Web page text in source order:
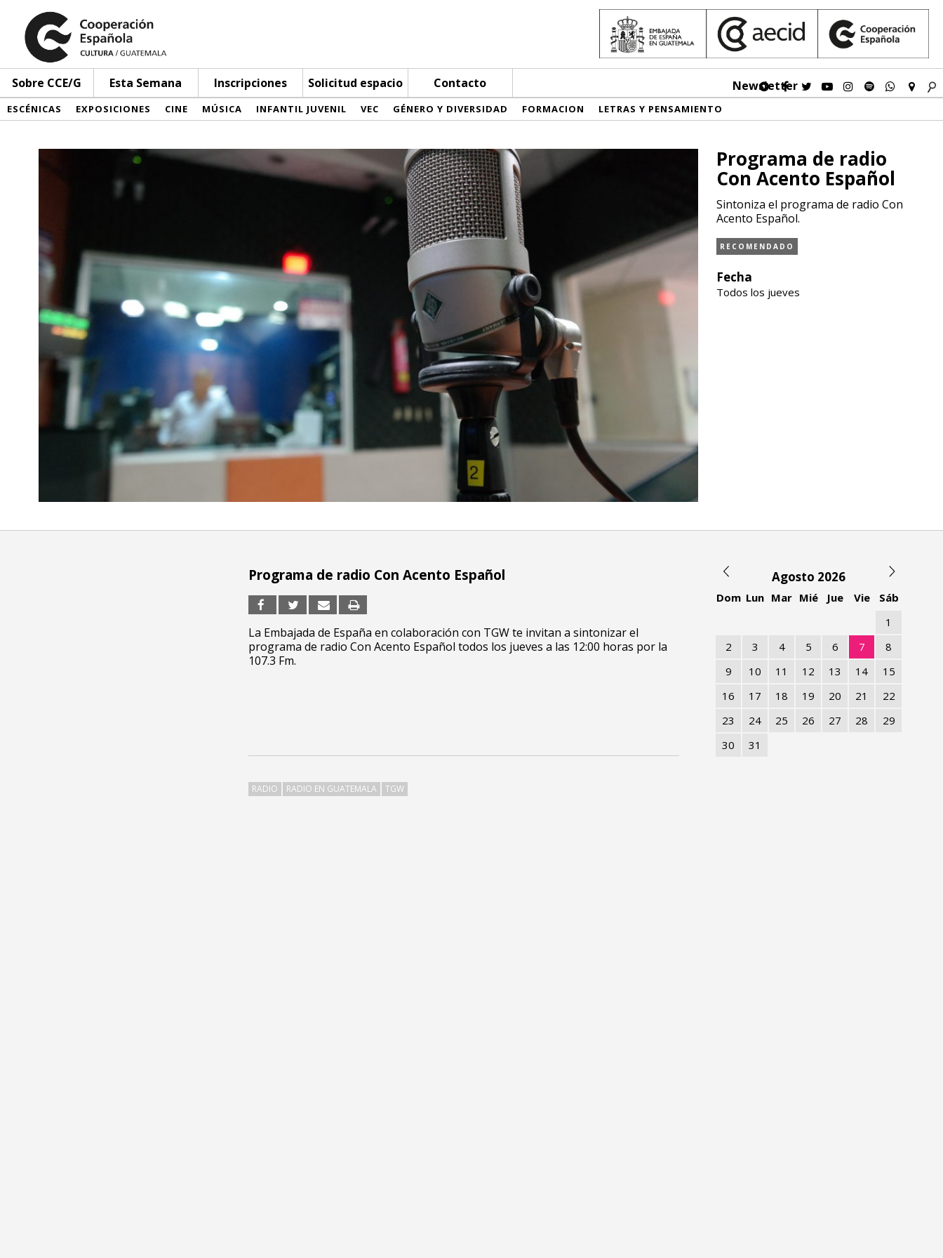
Sobre CCE/G Esta Semana Inscripciones Solicitud espacio Contacto Newsletter
ESCÉNICAS EXPOSICIONES CINE MÚSICA INFANTIL JUVENIL VEC GÉNERO Y DIVERSIDAD FORMACION LETRAS Y PENSAMIENTO
Programa de radio
Con Acento Español
Sintoniza el programa de radio Con
Acento Español.
RECOMENDADO
Fecha
Todos los jueves
Programa de radio Con Acento Español
La Embajada de España en colaboración con TGW te invitan a sintonizar el
programa de radio Con Acento Español todos los jueves a las 12:00 horas por la
107.3 Fm.
RADIO RADIO EN GUATEMALA TGW
Agosto 2026
Dom Lun Mar Mié Jue Vie
Sáb
1
2
3 4 5 6 7
8
9
10 11 12 13 14
15
16
17 18 19 20 21
22
23
24 25 26 27 28
29
30
31